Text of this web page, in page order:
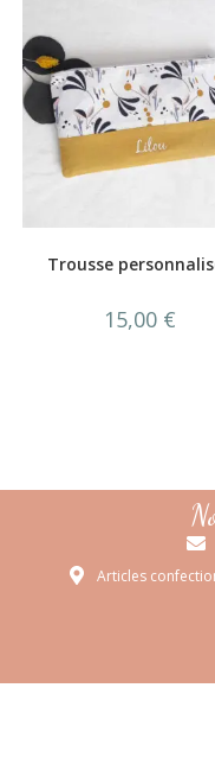
Trousse
15,00 €
Articles